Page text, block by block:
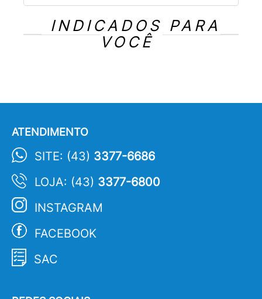
INDICADOS PARA
VOCÊ
ATENDIMENTO
SITE: (43) 3377-6686
LOJA: (43) 3377-6800
INSTAGRAM
FACEBOOK
SAC